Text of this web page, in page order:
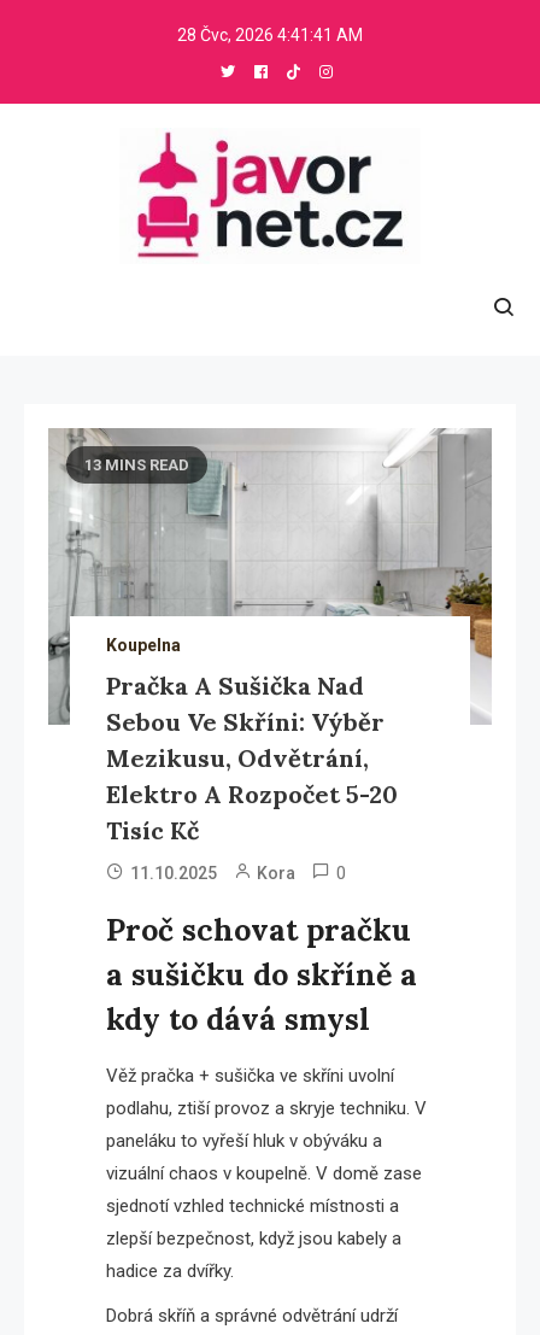
28 Čvc, 2026 4:41:42 AM
13 MINS READ
Koupelna
Pračka A Sušička Nad
Sebou Ve Skříni: Výběr
Mezikusu, Odvětrání,
Elektro A Rozpočet 5-20
Tisíc Kč
11.10.2025 Kora 0
Proč schovat pračku
a sušičku do skříně a
kdy to dává smysl
Věž pračka + sušička ve skříni uvolní
podlahu, ztiší provoz a skryje techniku. V
paneláku to vyřeší hluk v obýváku a
vizuální chaos v koupelně. V domě zase
sjednotí vzhled technické místnosti a
zlepší bezpečnost, když jsou kabely a
hadice za dvířky.
Dobrá skříň a správné odvětrání udrží